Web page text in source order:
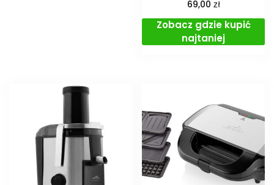
69,00 zł
Zobacz gdzie kupić
najtaniej